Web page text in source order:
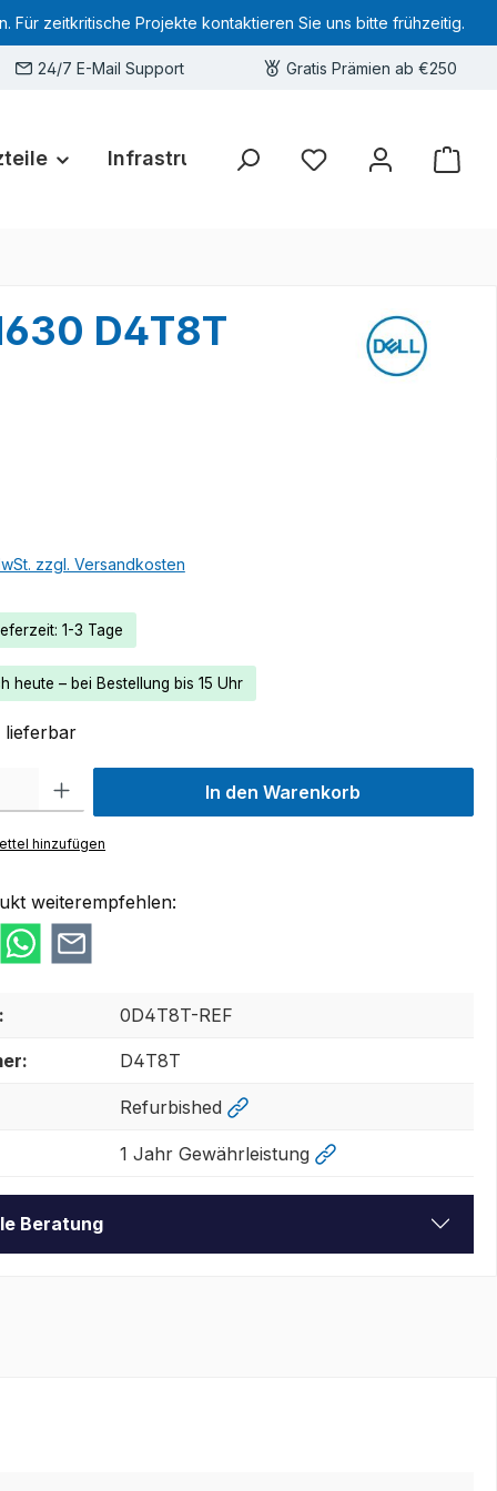
Für zeitkritische Projekte kontaktieren Sie uns bitte frühzeitig.
24/7 E-Mail Support Gratis Prämien ab €250
Infrastruktur Hardware-Deals
Sie haben 0 Produkte
D4T8T
zzgl. Versandkosten
1-3 Tage
heute – bei Bestellung bis 15 Uhr
den gewünschten Wert ein oder benutze die Schaltflächen um die
In den Warenkorb
hinzufügen
weiterempfehlen:
0D4T8T-REF
D4T8T
Refurbished
1 Jahr Gewährleistung
Beratung